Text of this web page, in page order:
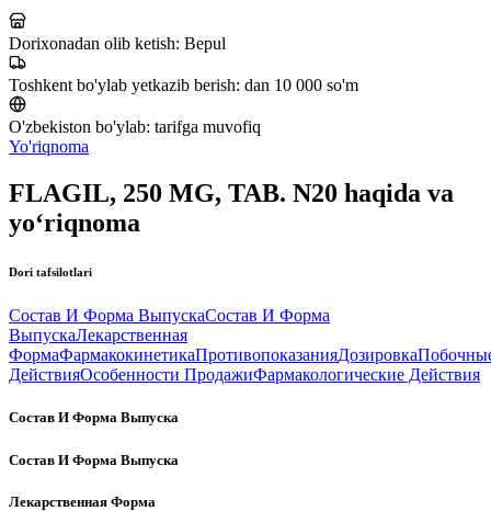
Dorixonadan olib ketish: Bepul
Toshkent bo'ylab yetkazib berish: dan 10 000 so'm
O'zbekiston bo'ylab: tarifga muvofiq
Yo'riqnoma
FLAGIL, 250 MG, TAB. N20 haqida va
yo‘riqnoma
Dori tafsilotlari
Состав И Форма ВыпускаСостав И Форма
ВыпускаЛекарственная
ФормаФармакокинетикаПротивопоказанияДозировка
ДействияОсобенности ПродажиФармакологические Действия
Состав И Форма Выпуска
Состав И Форма Выпуска
Лекарственная Форма